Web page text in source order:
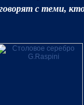
с теми,